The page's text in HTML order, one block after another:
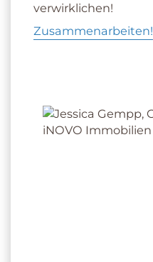
verwirklichen!
Zusammenarbeiten!